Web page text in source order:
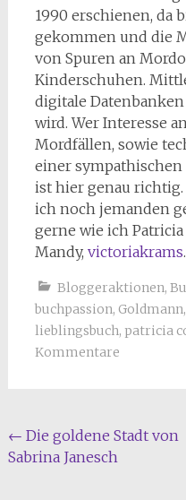
1990 erschienen, da
gekommen und die
von Spuren an
Kinderschuhen.
digitale
wird. Wer Interesse
Mordfällen, sowie
einer
ist hier genau
ich noch jemanden
gerne wie ich
Mandy, victoriakrams.
Bloggeraktionen,
buchpassion, Goldmann,
lieblingsbuch, patricia
Kommentare
Beitragsnavigation
← Die goldene Stadt von
Sabrina Janesch